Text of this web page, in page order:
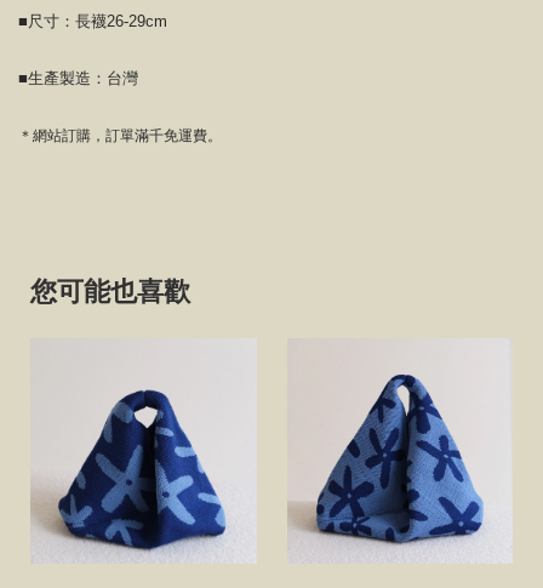
■尺寸：長襪26-29cm
■生產製造：台灣
＊網站訂購，訂單滿千免運費。
您可能也喜歡